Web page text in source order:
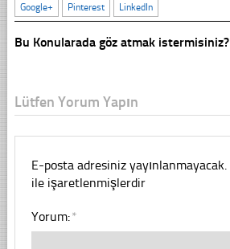
Google+
Pinterest LinkedIn
Bu Konularada göz atmak istermisiniz?
Lütfen Yorum Yapın
E-posta adresiniz yayınlanmayacak.
ile işaretlenmişlerdir
Yorum:*